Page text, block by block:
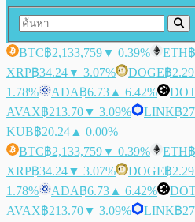
BTC฿2,133,759▼ 0.39% ETH
XRP฿34.24▼ 3.07% DOGE฿2.29
1.78%
ADA฿6.73 ▲ 6.42%
AVAX฿213.70▼ 3.09% LINK฿
KUB฿20.24 ▲ 0.00%
BTC฿2,133,759▼ 0.39% ETH
XRP฿34.24▼ 3.07% DOGE฿2.29
1.78%
ADA฿6.73 ▲ 6.42%
AVAX฿213.70▼ 3.09% LINK฿